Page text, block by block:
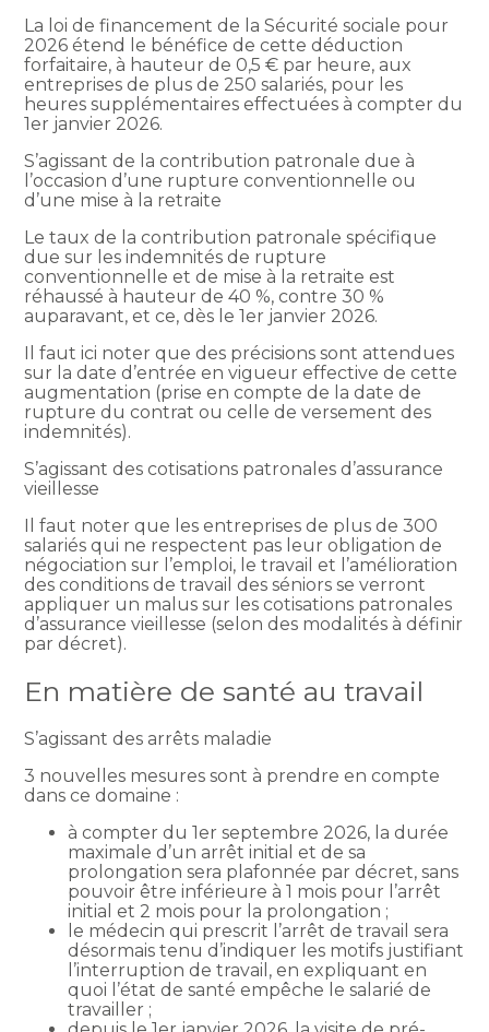
La loi de financement de la Sécurité sociale pour
2026 étend le bénéfice de cette déduction
forfaitaire, à hauteur de 0,5 € par heure, aux
entreprises de plus de 250 salariés, pour les
heures supplémentaires effectuées à compter du
1er janvier 2026.
S’agissant de la contribution patronale due à
l’occasion d’une rupture conventionnelle ou
d’une mise à la retraite
Le taux de la contribution patronale spécifique
due sur les indemnités de rupture
conventionnelle et de mise à la retraite est
réhaussé à hauteur de 40 %, contre 30 %
auparavant, et ce, dès le 1er janvier 2026.
Il faut ici noter que des précisions sont attendues
sur la date d’entrée en vigueur effective de cette
augmentation (prise en compte de la date de
rupture du contrat ou celle de versement des
indemnités).
S’agissant des cotisations patronales d’assurance
vieillesse
Il faut noter que les entreprises de plus de 300
salariés qui ne respectent pas leur obligation de
négociation sur l’emploi, le travail et l’amélioration
des conditions de travail des séniors se verront
appliquer un malus sur les cotisations patronales
d’assurance vieillesse (selon des modalités à définir
par décret).
En matière de santé au travail
S’agissant des arrêts maladie
3 nouvelles mesures sont à prendre en compte
dans ce domaine :
à compter du 1er septembre 2026, la durée
maximale d’un arrêt initial et de sa
prolongation sera plafonnée par décret, sans
pouvoir être inférieure à 1 mois pour l’arrêt
initial et 2 mois pour la prolongation ;
le médecin qui prescrit l’arrêt de travail sera
désormais tenu d’indiquer les motifs justifiant
l’interruption de travail, en expliquant en
quoi l’état de santé empêche le salarié de
travailler ;